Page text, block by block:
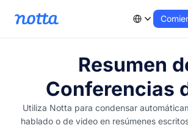
Resumen
Conferencias
Utiliza Notta para condensar
hablado o de video en resúmenes